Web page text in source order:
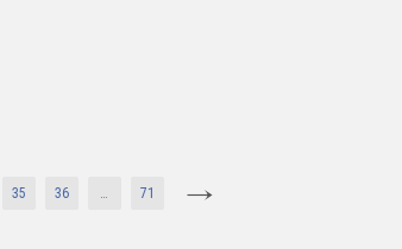
35 36 … 71